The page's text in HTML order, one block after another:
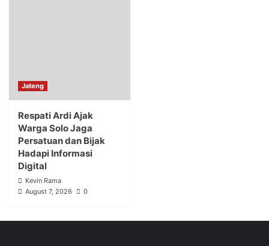
Jateng
Respati Ardi Ajak
Warga Solo Jaga
Persatuan dan Bijak
Hadapi Informasi
Digital
Kevin Rama
August 7, 2026
0